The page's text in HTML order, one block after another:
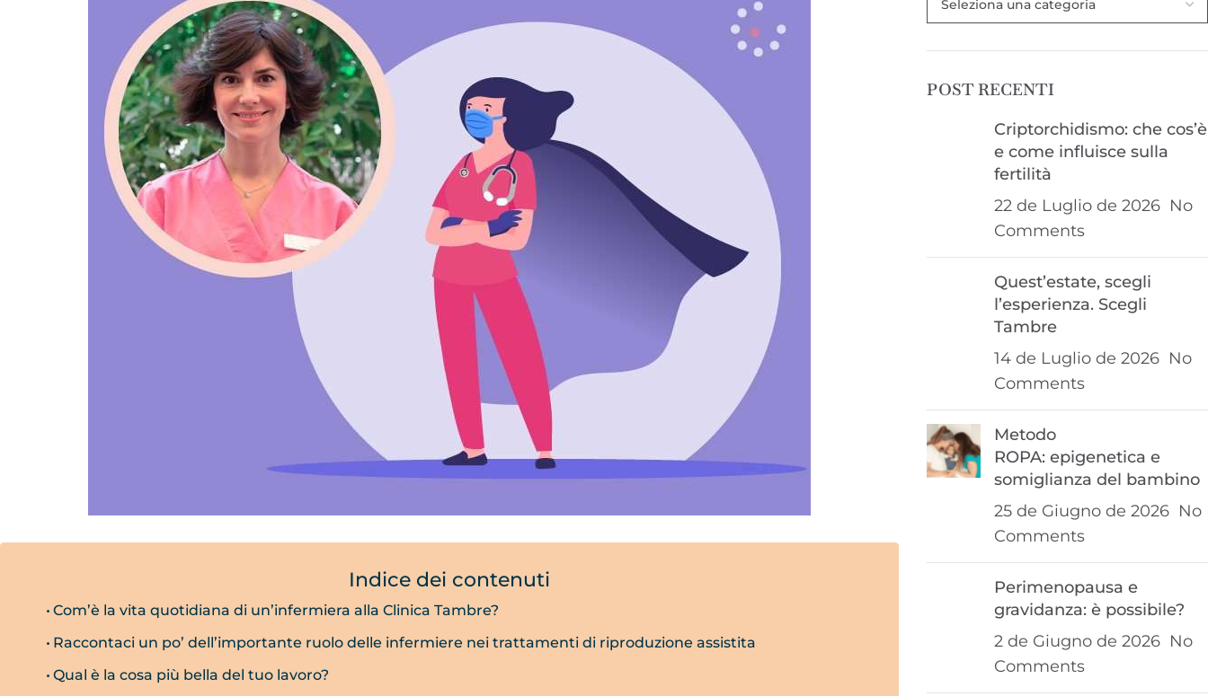
Indice dei contenuti
Com’è la vita quotidiana di un’infermiera alla Clinica Tambre?
Raccontaci un po’ dell’importante ruolo delle infermiere nei trattamenti di riproduzione assistita
Qual è la cosa più bella del tuo lavoro?
POST RECENTI
Criptorchidismo: che cos’è
e come influisce sulla
fertilità
22 de Luglio de 2026 No
Comments
Quest’estate, scegli
l’esperienza. Scegli
Tambre
14 de Luglio de 2026 No
Comments
Metodo
ROPA: epigenetica e
somiglianza del bambino
25 de Giugno de 2026 No
Comments
Perimenopausa e
gravidanza: è possibile?
2 de Giugno de 2026 No
Comments